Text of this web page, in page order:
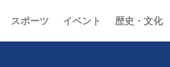
スポーツ イベント 歴史・文化